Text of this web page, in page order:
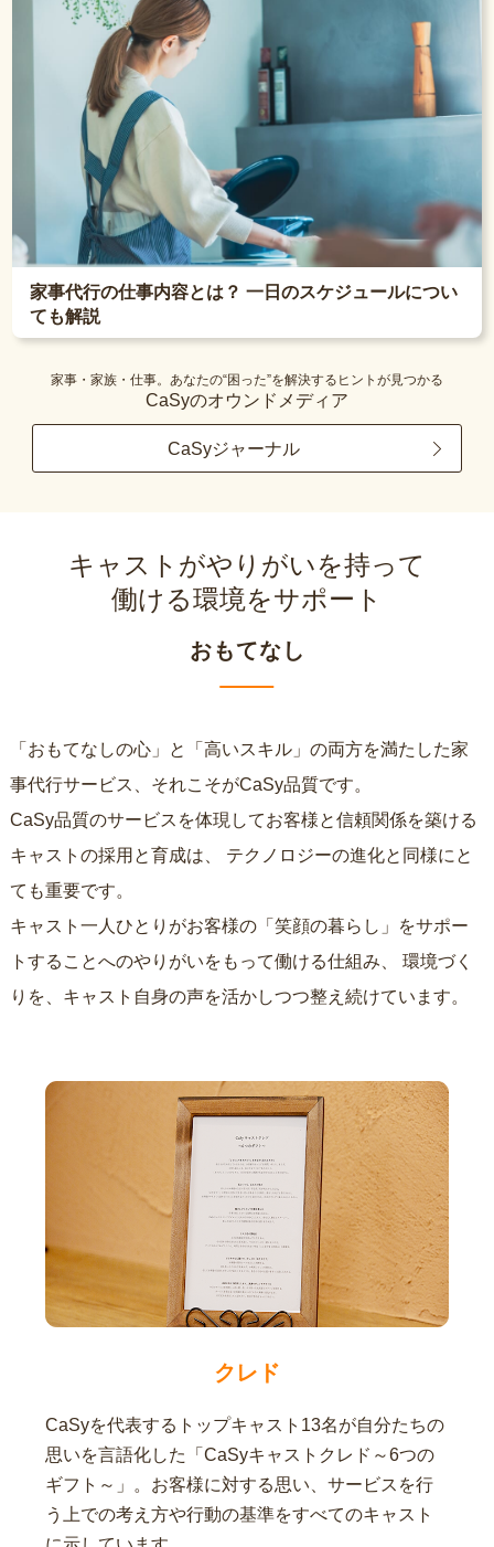
家事代行の仕事内容とは？ 一日のスケジュールについ
ても解説
家事・家族・仕事。あなたの“困った”を解決するヒントが見つかる
CaSyのオウンドメディア
CaSyジャーナル
キャストがやりがいを持って
働ける環境をサポート
おもてなし
「おもてなしの心」と「高いスキル」の両方を満たした家
事代行サービス、それこそがCaSy品質です。
CaSy品質のサービスを体現してお客様と信頼関係を築ける
キャストの採用と育成は、
ても重要です。
キャスト一人ひとりがお客様の「笑顔の暮らし」をサポー
トすることへのやりがいをもって働ける仕組み、
りを、キャスト自身の声を活かしつつ整え続けています。
クレド
CaSyを代表するトップキャスト13名が自分たちの
思いを言語化した「CaSyキャストクレド～6つの
ギフト～」。お客様に対する思い、サービスを行
う上での考え方や行動の基準をすべてのキャスト